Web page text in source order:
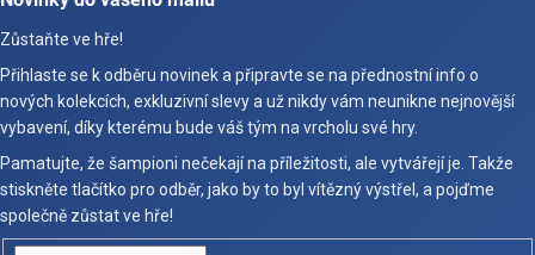
Zůstaňte ve hře!
Přihlaste se k odběru novinek a připravte se na přednostní info o
nových kolekcích, exkluzivní slevy a už nikdy vám neunikne nejnovější
vybavení, díky kterému bude váš tým na vrcholu své hry.
Pamatujte, že šampioni nečekají na příležitosti, ale vytvářejí je. Takže
stiskněte tlačítko pro odběr, jako by to byl vítězný výstřel, a pojďme
společně zůstat ve hře!